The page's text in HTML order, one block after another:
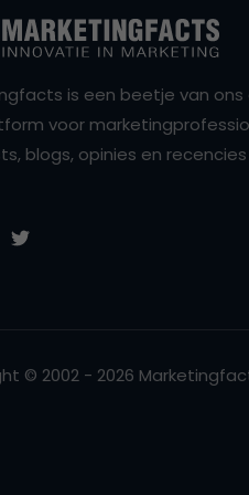
is een beetje van ons
voor
blogs, opinies en
© 2002 - 2026